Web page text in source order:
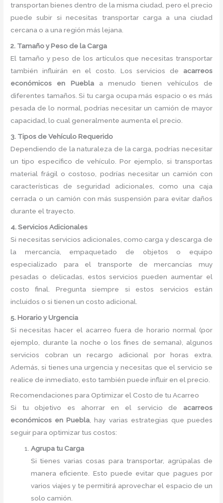
transportan bienes dentro de la misma ciudad, pero el precio
puede subir si necesitas transportar carga a una ciudad
cercana o a una región más lejana.
2. Tamaño y Peso de la Carga
El tamaño y peso de los artículos que necesitas transportar
también influirán en el costo. Los servicios de acarreos
económicos en Pueblaa menudo tienen vehículos de
diferentes tamaños. Si tu carga ocupa más espacio o es más
pesada de lo normal, podrías necesitar un camión de mayor
capacidad, lo cual generalmente aumenta el precio.
3. Tipos de Vehículo Requerido
Dependiendo de la naturaleza de la carga, podrías necesitar
un tipo específico de vehículo. Por ejemplo, si transportas
material frágil o costoso, podrías necesitar un camión con
características de seguridad adicionales, como una caja
cerrada o un camión con más suspensión para evitar daños
durante el trayecto.
4. Servicios Adicionales
Si necesitas servicios adicionales, como carga y descarga de
la mercancía, empaquetado de objetos o equipo
especializado para el transporte de mercancías muy
pesadas o delicadas, estos servicios pueden aumentar el
costo final. Pregunta siempre si estos servicios están
incluidos o si tienen un costo adicional.
5. Horario y Urgencia
Si necesitas hacer el acarreo fuera de horario normal (por
ejemplo, durante la noche o los fines de semana), algunos
servicios cobran un recargo adicional por horas extra.
Además, si tienes una urgencia y necesitas que el servicio se
realice de inmediato, esto también puede influir en el precio.
Recomendaciones para Optimizar el Costo de tu Acarreo
Si tu objetivo es ahorrar en el servicio de acarreos
económicos en Puebla, hay varias estrategias que puedes
seguir para optimizar tus costos:
Agrupa tu Carga
Si tienes varias cosas para transportar, agrúpalas de
manera eficiente. Esto puede evitar que pagues por
varios viajes y te permitirá aprovechar el espacio de un
solo camión.